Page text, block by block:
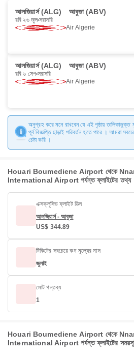
আলজিয়ার্স (ALG) আবুজা (ABV)
রবি ২৬ জুল সরাসরি
Air Algerie
আলজিয়ার্স (ALG) আবুজা (ABV)
রবি ৬ সেপ সরাসরি
Air Algerie
অনুগ্রহ করে মনে রাখবেন যে এই পৃষ্ঠায়
পূর্ব বিজ্ঞপ্তি ছাড়াই পরিবর্তন হতে পারে । আমরা
চেষ্টা করি ।
Houari Boumediene Airport থেকে
International Airport পর্যন্ত ফ্লাইটের তথ্য
এক্সক্লুসিভ ফ্লাইট ডিল
আলজিয়ার্স - আবুজা
US$ 344.89
টিকিটের সবচেয়ে কম মূল্যের মাস
জুলাই
মোট গন্তব্য
1
Houari Boumediene Airport থেকে
International Airport পর্যন্ত ফ্লাইটের